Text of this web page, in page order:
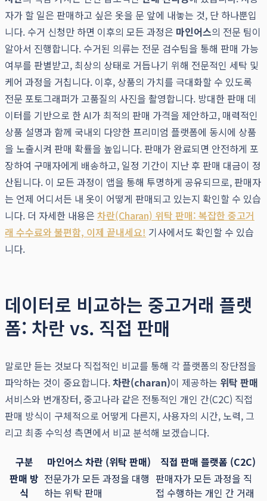
자가 할 일은 판매하고 싶은 옷을 문 앞에 내놓는 것, 단 하나뿐입
니다. 수거 신청만 하면 이후의 모든 과정은 마인어스의 전문 팀이
알아서 진행합니다. 수거된 의류는 전문 검수팀을 통해 판매 가능
여부를 판별받고, 최상의 상태로 거듭나기 위해 전문적인 세탁 및
케어 과정을 거칩니다. 이후, 상품의 가치를 극대화할 수 있도록
전문 포토그래퍼가 고품질의 사진을 촬영합니다. 방대한 판매 데
이터를 기반으로 한 AI가 최적의 판매 가격을 제안하고, 매력적인
상품 설명과 함께 국내외 다양한 프리미엄 플랫폼에 동시에 상품
을 노출시켜 판매 확률을 높입니다. 판매가 완료되면 안전하게 포
장하여 구매자에게 배송하고, 일정 기간이 지난 후 판매 대금이 정
산됩니다. 이 모든 과정이 앱을 통해 투명하게 공유되므로, 판매자
는 언제 어디서든 내 옷이 어떻게 판매되고 있는지 확인할 수 있습
니다. 더 자세한 내용은 차란(Charan) 위탁 판매: 복잡한 중고거
래 수수료와 불편함, 이제 끝내세요! 기사에서도 확인할 수 있습
니다.
데이터로 비교하는 중고거래 플랫
폼: 차란 vs. 직접 판매
말로만 듣는 것보다 직접적인 비교를 통해 각 플랫폼의 장단점을
파악하는 것이 중요합니다.차란(charan)이 제공하는 위탁 판매
서비스와 번개장터, 중고나라 같은 전통적인 개인 간(C2C) 직접
판매 방식이 구체적으로 어떻게 다른지, 사용자의 시간, 노력, 그
리고 최종 수익성 측면에서 비교 분석해 보겠습니다.
구분 마인어스 차란 (위탁 판매)
직접 판매 플랫폼 (C2C)
판매 방
식
전문가가 모든 과정을 대행
하는 위탁 판매
판매자가 모든 과정을 직
접 수행하는 개인 간 거래